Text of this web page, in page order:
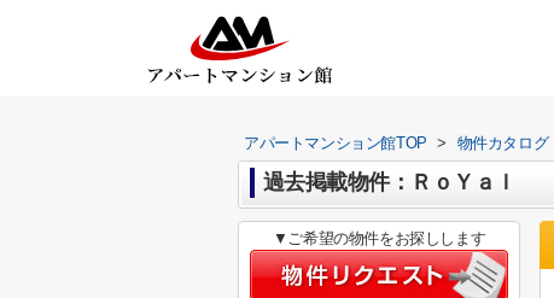
アパートマンション館TOP > 物件カタログ
過去掲載物件：ＲｏＹａｌ
▼ご希望の物件をお探しします